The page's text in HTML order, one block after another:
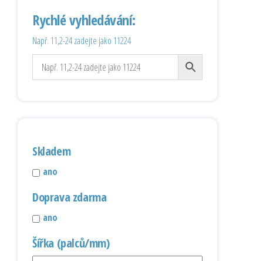
Rychlé vyhledávání:
Např. 11,2-24 zadejte jako 11224
Skladem
ano
Doprava zdarma
ano
Šířka (palců/mm)